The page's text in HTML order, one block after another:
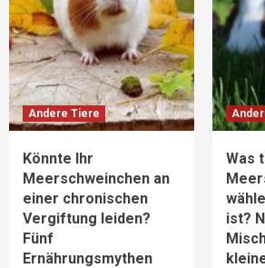
4
Was tun, wenn Ihr
wählerischer Esser ist?
Mischkost rettet kleine
5
Andere Tiere
Eine komplette Anleitung
Meerschweinchenhaltung:
Andere Tiere
Könnte Ihr
Meerschweinchen an
einer chronischen
Vergiftung leiden?
Fünf
Ernährungsmythen
Was
ist?